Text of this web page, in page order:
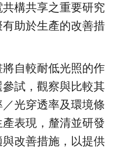
構共享之重要研究
助於生產的改善措
自較耐低光照的作
試，觀察與比較其
光穿透率及環境條
表現，釐清並研發
改善措施，以提供